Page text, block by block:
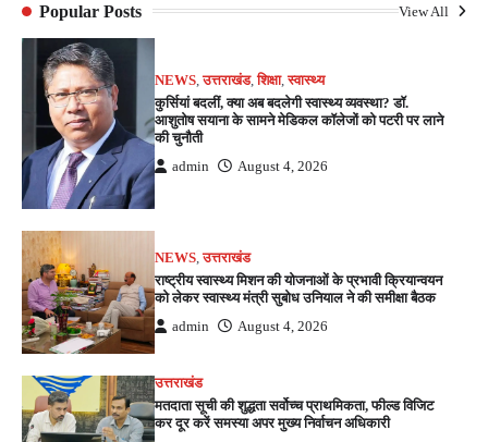
Popular Posts View All
NEWS ,उत्तराखंड,शिक्षा,स्वास्थ्य
कुर्सियां बदलीं, क्या अब बदलेगी स्वास्थ्य व्यवस्था? डॉ.
आशुतोष सयाना के सामने मेडिकल कॉलेजों को पटरी पर लाने
की चुनौती
admin August 4, 2026
NEWS ,उत्तराखंड
राष्ट्रीय स्वास्थ्य मिशन की योजनाओं के प्रभावी क्रियान्वयन
को लेकर स्वास्थ्य मंत्री सुबोध उनियाल ने की समीक्षा बैठक
admin August 4, 2026
उत्तराखंड
मतदाता सूची की शुद्धता सर्वोच्च प्राथमिकता, फील्ड विजिट
कर दूर करें समस्या अपर मुख्य निर्वाचन अधिकारी